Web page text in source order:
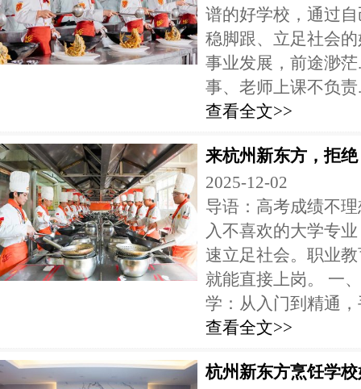
谱的好学校，通过
稳脚跟、立足社会
事业发展，前途渺
事、老师上课不负责
查看全文>>
来杭州新东方，拒
2025-12-02
导语：高考成绩不
入不喜欢的大学专
速立足社会。职业
就能直接上岗。 一
学：从入门到精通，
查看全文>>
杭州新东方烹饪学